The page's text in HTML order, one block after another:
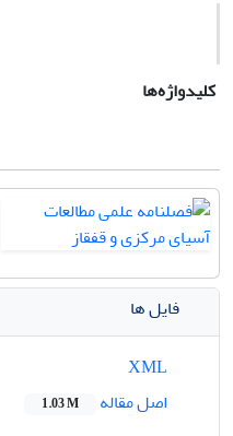
کلیدواژه‌ها
فایل ها
اصل مقاله
1.03 M